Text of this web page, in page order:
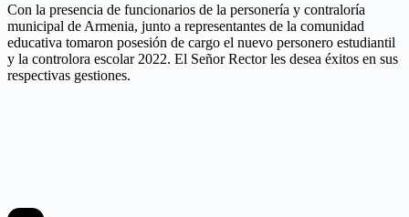
Con la presencia de funcionarios de la personería y contraloría
municipal de Armenia, junto a representantes de la comunidad
educativa tomaron posesión de cargo el nuevo personero estudiantil
y la controlora escolar 2022. El Señor Rector les desea éxitos en sus
respectivas gestiones.